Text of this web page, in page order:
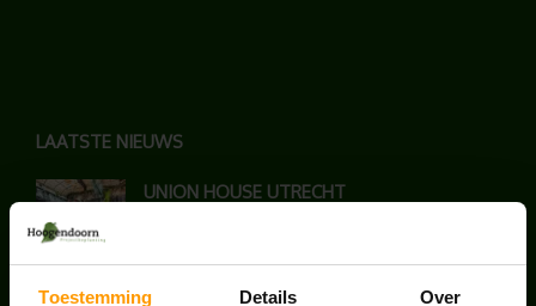
Toestemming Details Over
LAATSTE NIEUWS
UNION HOUSE UTRECHT